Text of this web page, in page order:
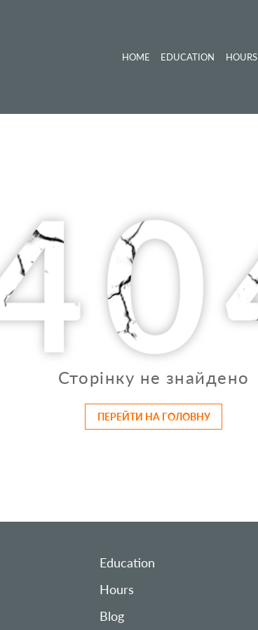
HOME EDUCATION HOURS
Сторінку не знайдено
ПЕРЕЙТИ НА ГОЛОВНУ
Education
Hours
Blog